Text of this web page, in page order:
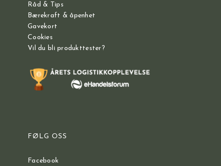
Råd & Tips
Bærekraft & åpenhet
Gavekort
Cookies
Vil du bli produkttester?
FØLG OSS
Facebook